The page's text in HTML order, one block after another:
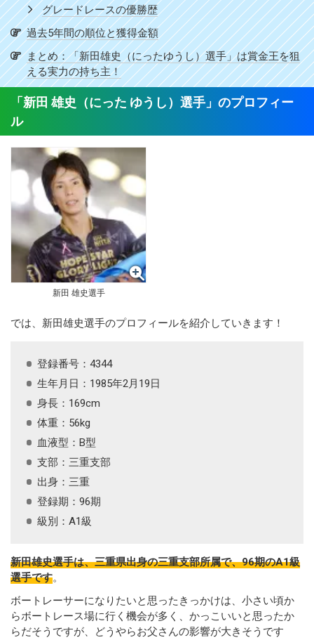
グレードレースの優勝歴
過去5年間の順位と獲得金額
まとめ：「新田雄史（にったゆうし）選手」は賞金王を狙
える実力の持ち主！
「新田 雄史（にった ゆうし）選手」のプロフィー
ル
新田 雄史選手
では、新田雄史選手のプロフィールを紹介していきます！
登録番号：4344
生年月日：1985年2月19日
身長：169cm
体重：56kg
血液型：B型
支部：三重支部
出身：三重
登録期：96期
級別：A1級
新田雄史選手は、三重県出身の三重支部所属で、96期のA1級
選手です。
ボートレーサーになりたいと思ったきっかけは、小さい頃か
らボートレース場に行く機会が多く、かっこいいと思ったか
らだそうですが、どうやらお父さんの影響が大きそうです